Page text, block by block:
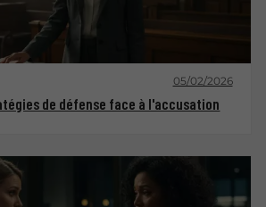
05/02/2026
de défense face à l'accusation